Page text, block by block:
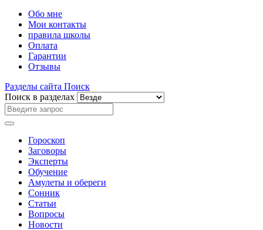
Обо мне
Мои контакты
правила школы
Оплата
Гарантии
Отзывы
Разделы сайта Поиск
Поиск в разделах
Гороскоп
Заговоры
Эксперты
Обучение
Амулеты и обереги
Сонник
Статьи
Вопросы
Новости